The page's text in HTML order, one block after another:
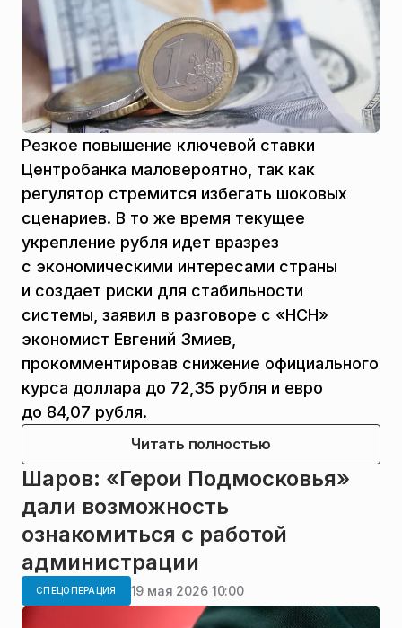
Резкое повышение ключевой ставки
Центробанка маловероятно, так как
регулятор стремится избегать шоковых
сценариев. В то же время текущее
укрепление рубля идет вразрез
с экономическими интересами страны
и создает риски для стабильности
системы, заявил в разговоре с «НСН»
экономист Евгений Змиев,
прокомментировав снижение официального
курса доллара до 72,35 рубля и евро
до 84,07 рубля.
Читать полностью
Шаров: «Герои Подмосковья»
дали возможность
ознакомиться с работой
администрации
СПЕЦОПЕРАЦИЯ 19 мая 2026 10:00